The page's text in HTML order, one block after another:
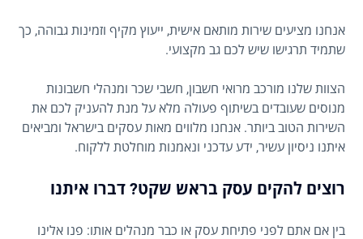
אנחנו מציעים שירות מותאם אישית, ייעוץ מקיף וזמינות גבוהה, כך
שתמיד תרגישו שיש לכם גב מקצועי.
הצוות שלנו מורכב מרואי חשבון, חשבי שכר ומנהלי חשבונות
מנוסים שעובדים בשיתוף פעולה מלא על מנת להעניק לכם את
השירות הטוב ביותר. אנחנו מלווים מאות עסקים בישראל ומביאים
איתנו ניסיון עשיר, ידע עדכני ונאמנות מוחלטת ללקוח.
רוצים להקים עסק בראש שקט? דברו איתנו
בין אם אתם לפני פתיחת עסק או כבר מנהלים אותו: פנו אלינו